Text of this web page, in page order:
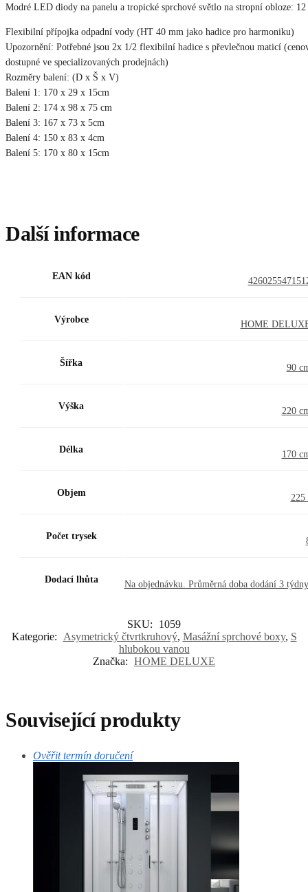
Modré LED diody na panelu a tropické sprchové světlo na stropní obloze: 12
Flexibilní přípojka odpadní vody (HT 40 mm jako hadice pro harmoniku)
Upozornění: Potřebné jsou 2x 1/2 flexibilní hadice s převlečnou maticí
dostupné ve specializovaných prodejnách)
Rozměry balení: (D x Š x V)
Balení 1: 170 x 29 x 15cm
Balení 2: 174 x 98 x 75 cm
Balení 3: 167 x 73 x 5cm
Balení 4: 150 x 83 x 4cm
Balení 5: 170 x 80 x 15cm
Další informace
EAN kód
Výrobce HOME
Šířka 90
Výška 220
Délka 170
Objem 225
Počet trysek
Dodací lhůta Na objednávku. Průměrná doba dodání 3
SKU:
1059
Kategorie:
Asymetrický čtvrtkruhový, Masážní sprchové boxy, S
hlubokou vanou
Značka: HOME DELUXE
Související produkty
Ověřit termín doručení